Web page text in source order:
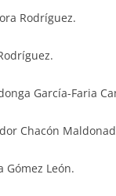
Rodríguez.
García-Faria
Chacón
Gómez León.